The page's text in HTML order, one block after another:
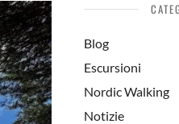
Blog
Escursioni
Nordic Walking
Notizie